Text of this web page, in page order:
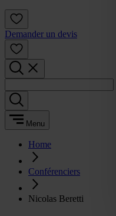
Demander un devis
Menu
Home
Conférenciers
Nicolas Beretti